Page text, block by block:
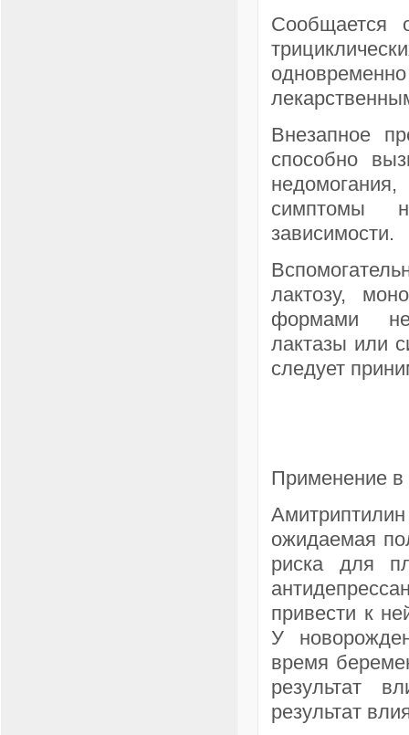
Сообщается
Внезапное
способно
симптомы
зависимости.
лактозу,
формами
лактазы или
следует
Применение в
ожидаемая
риска для
привести к
У
время
результат
результат